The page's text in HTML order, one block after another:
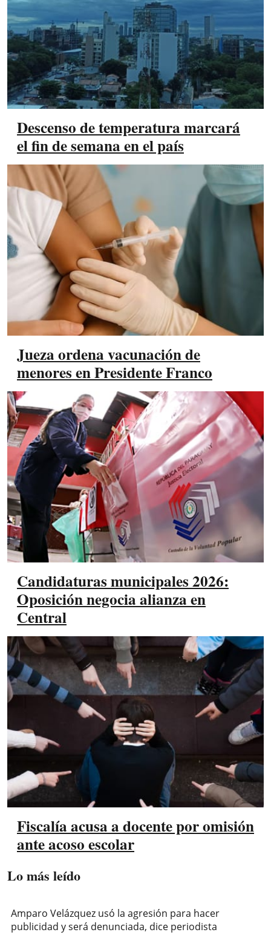
Descenso de temperatura marcará
el fin de semana en el país
Jueza ordena vacunación de
menores en Presidente Franco
Candidaturas municipales 2026:
Oposición negocia alianza en
Central
Fiscalía acusa a docente por omisión
ante acoso escolar
Lo más leído
Amparo Velázquez usó la agresión para hacer
publicidad y será denunciada, dice periodista